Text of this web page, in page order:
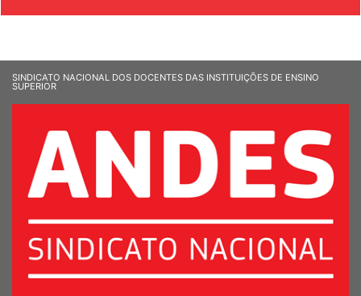
SINDICATO NACIONAL DOS DOCENTES DAS INSTITUIÇÕES DE ENSINO
SUPERIOR